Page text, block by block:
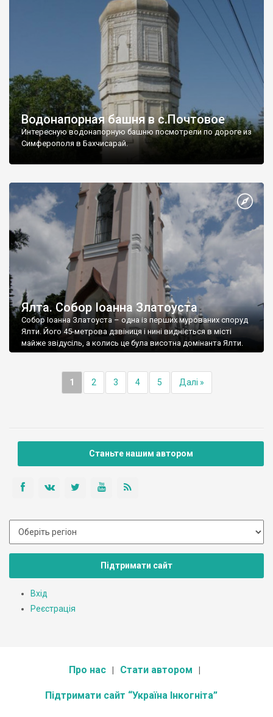
Водонапорная башня в с.Почтовое
Интересную водонапорную башню посмотрели по дороге из
Симферополя в Бахчисарай.
Ялта. Собор Іоанна Златоуста
Собор Іоанна Златоуста – одна із перших мурованих споруд
Ялти. Його 45-метрова дзвіниця і нині видніється в місті
майже звідусіль, а колись це була висотна домінанта Ялти.
1 2 3 4 5 Далі »
Станьте нашим автором
Підтримати сайт
Вхід
Реєстрація
Про нас Стати автором
Підтримати сайт “Україна Інкогніта”